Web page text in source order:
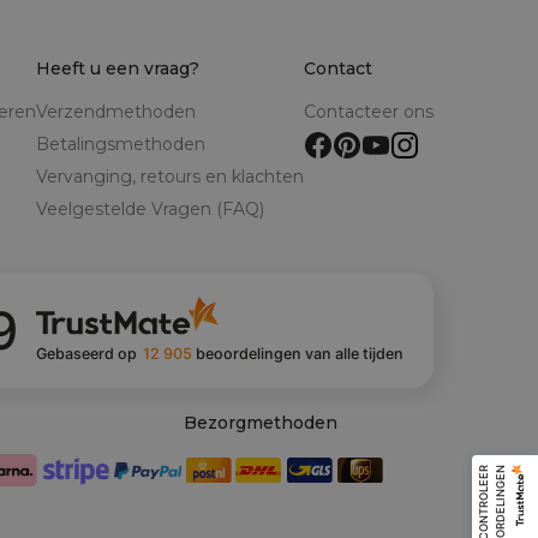
Heeft u een vraag?
Verzendmethoden
Betalingsmethoden
Vervanging, retours en klachten
Veelgestelde Vragen (FAQ)
Contact
Contacteer ons
Gebaseerd op 12 905 beoordelingenvan alle tijden
Bezorgmethoden
C
O
N
T
R
O
L
E
E
R
B
E
O
O
R
D
E
L
I
N
G
EN